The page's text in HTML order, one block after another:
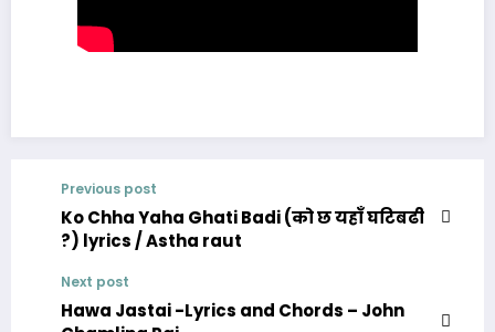
Previous post
Ko Chha Yaha Ghati Badi (को छ यहाँ घटिबढी
?) lyrics / Astha raut
Next post
Hawa Jastai -Lyrics and Chords – John